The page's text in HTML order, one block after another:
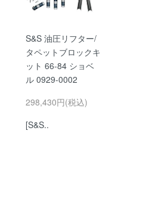
S&S 油圧リフター/
タペットブロックキ
ット 66-84 ショベ
ル 0929-0002
298,430円(税込)
[S&S..